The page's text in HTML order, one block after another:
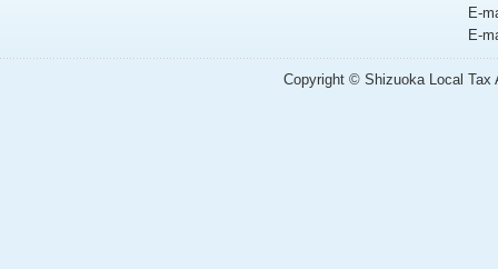
E-
E-
Copyright © Shizuoka Local Tax